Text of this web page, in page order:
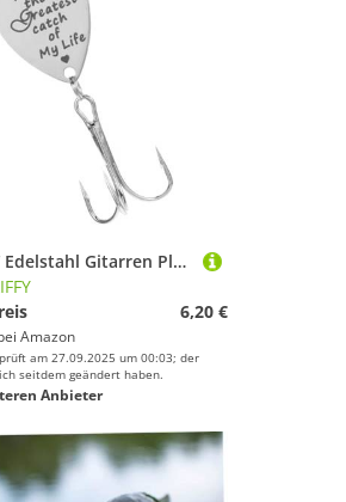
BELLIFFY Edelstahl Gitarren Plektrum Angelhaken mit You Are My Greatest Catch of My Life Gravur Dreifach Starke Haken Modischer Köder für Verschiedene Fischarten Langlebig und
6,20 €
Amazon
am 27.09.2025 um 00:03; der
seitdem geändert haben.
Anbieter